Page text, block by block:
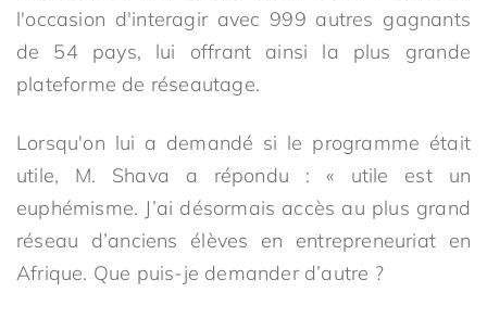
l'occasion d'interagir avec 999 autres gagnants
de 54 pays, lui offrant ainsi la plus grande
plateforme de réseautage.
Lorsqu'on lui a demandé si le programme était
utile, M. Shava a répondu : « utile est un
euphémisme. J’ai désormais accès au plus grand
réseau d’anciens élèves en entrepreneuriat en
Afrique. Que puis-je demander d’autre ?